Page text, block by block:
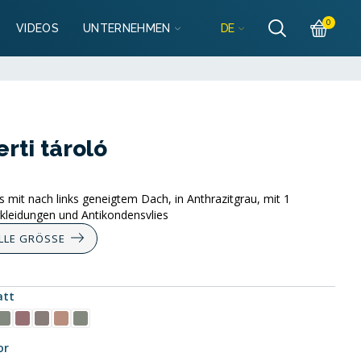
VIDEOS UNTERNEHMEN DE 0
tároló
nach links geneigtem Dach, in Anthrazitgrau, mit 1
und Antikondensvlies
GRÖSSE